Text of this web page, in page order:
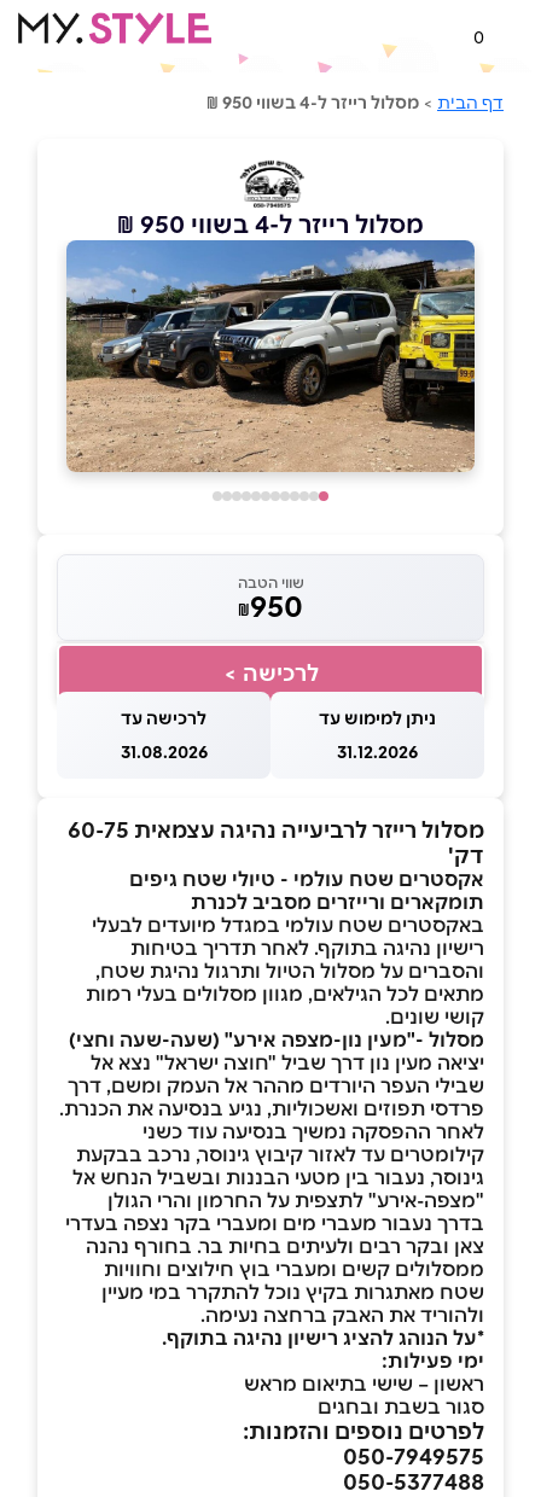
0
דף הבית > מסלול רייזר ל-4 בשווי 950 ₪
מסלול רייזר ל-4 בשווי 950 ₪
שווי הטבה
₪950
לרכישה >
ניתן למימוש עד
31.12.2026
לרכישה עד
31.08.2026
מסלול רייזר לרביעייה נהיגה עצמאית 60-75
דק'
אקסטרים שטח עולמי - טיולי שטח גיפים
תומקארים ורייזרים מסביב לכנרת
באקסטרים שטח עולמי במגדל מיועדים לבעלי
רישיון נהיגה בתוקף. לאחר תדריך בטיחות
והסברים על מסלול הטיול ותרגול נהיגת שטח,
מתאים לכל הגילאים, מגוון מסלולים בעלי רמות
קושי שונים.
מסלול -"מעין נון-מצפה אירע" (שעה-שעה וחצי)
יציאה מעין נון דרך שביל "חוצה ישראל" נצא אל
שבילי העפר היורדים מההר אל העמק ומשם, דרך
פרדסי תפוזים ואשכוליות, נגיע בנסיעה את הכנרת.
לאחר ההפסקה נמשיך בנסיעה עוד כשני
קילומטרים עד לאזור קיבוץ גינוסר, נרכב בבקעת
גינוסר, נעבור בין מטעי הבננות ובשביל הנחש אל
"מצפה-אירע" לתצפית על החרמון והרי הגולן
בדרך נעבור מעברי מים ומעברי בקר נצפה בעדרי
צאן ובקר רבים ולעיתים בחיות בר. בחורף נהנה
ממסלולים קשים ומעברי בוץ חילוצים וחוויות
שטח מאתגרות בקיץ נוכל להתקרר במי מעיין
ולהוריד את האבק ברחצה נעימה.
*על הנוהג להציג רישיון נהיגה בתוקף.
ימי פעילות:
ראשון – שישי בתיאום מראש
סגור בשבת ובחגים
לפרטים נוספים והזמנות:
050-7949575
050-5377488